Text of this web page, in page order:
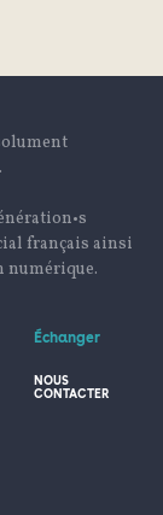
français ainsi
numérique.
Échanger
NOUS
CONTACTER